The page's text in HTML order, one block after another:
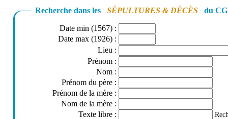
Recherche dans les SÉPULTURES & DÉCÈS du
Date min (1567) :
Date max (1926) :
Lieu :
Prénom :
Nom :
Prénom du père :
Prénom de la mère :
Nom de la mère :
Texte libre :